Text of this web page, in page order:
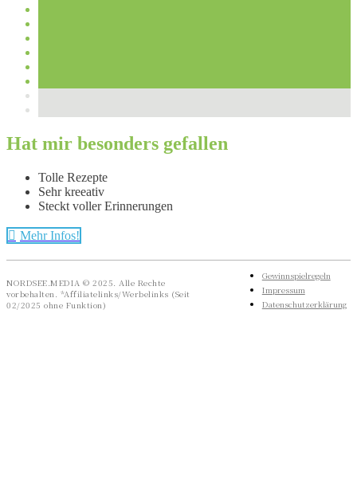
Hat mir besonders gefallen
Tolle Rezepte
Sehr kreeativ
Steckt voller Erinnerungen
Mehr Infos!
NORDSEE.MEDIA © 2025. Alle Rechte
vorbehalten. *Affiliatelinks/Werbelinks (Seit
02/2025 ohne Funktion)
Gewinnspielregeln
Impressum
Datenschutzerklärung